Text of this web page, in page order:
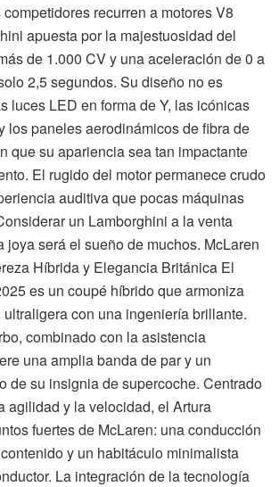
recurren a motores V8
apuesta por la majestuosidad del
de 1.000 CV y una aceleración de 0 a
2,5 segundos. Su diseño no es
luces LED en forma de Y, las icónicas
los paneles aerodinámicos de fibra de
que su apariencia sea tan impactante
El rugido del motor permanece crudo
auditiva que pocas máquinas
un Lamborghini a la venta
joya será el sueño de muchos. McLaren
Híbrida y Elegancia Británica El
es un coupé híbrido que armoniza
con una ingeniería brillante.
combinado con la asistencia
una amplia banda de par y un
de su insignia de supercoche. Centrado
agilidad y la velocidad, el Artura
fuertes de McLaren: una conducción
y un habitáculo minimalista
La integración de la tecnología